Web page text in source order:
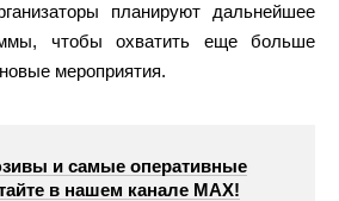
планируют дальнейшее
чтобы охватить еще больше
мероприятия.
и самые оперативные
в нашем канале МАХ!